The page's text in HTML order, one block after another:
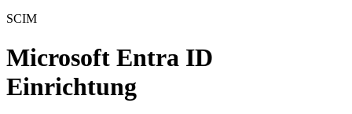
SCIM
Microsoft Entra ID
Einrichtung